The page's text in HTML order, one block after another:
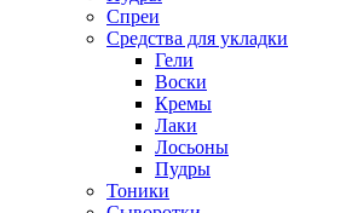
Спреи
Средства для укладки
Гели
Воски
Кремы
Лаки
Лосьоны
Пудры
Тоники